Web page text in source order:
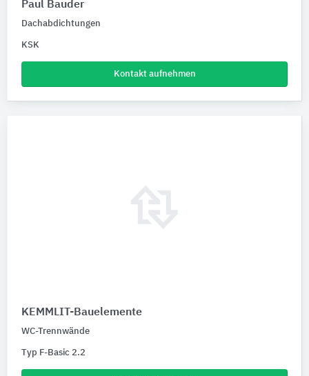
Paul Bauder
Dachabdichtungen
KSK
Kontakt aufnehmen
KEMMLIT-Bauelemente
WC-Trennwände
Typ F-Basic 2.2